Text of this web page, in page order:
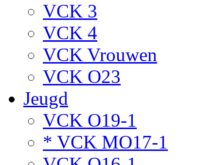
VCK 3
VCK 4
VCK Vrouwen
VCK O23
Jeugd
VCK O19-1
* VCK MO17-1